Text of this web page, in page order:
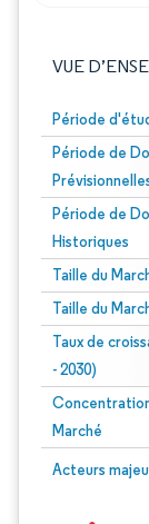
VUE
Période
Période de
Période de
Historiques
Taille du
Taille du
Taux de
- 2030)
Marché
Acteurs
Image © Mordor